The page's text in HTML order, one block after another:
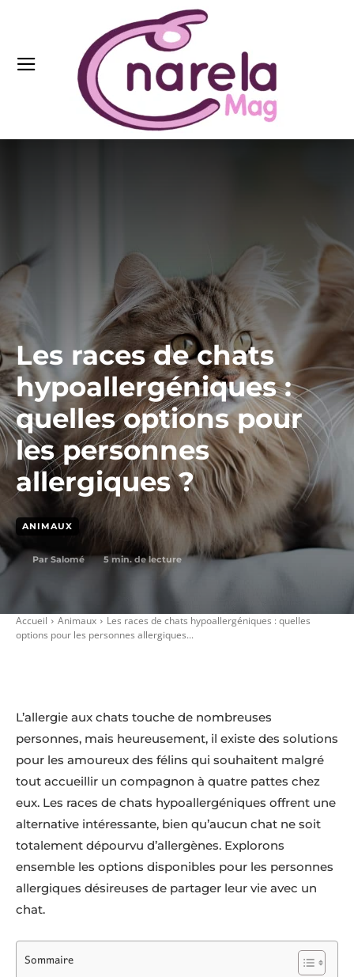
Les races de chats
hypoallergéniques :
quelles options pour
les personnes
allergiques ?
ANIMAUX
Par Salomé 5min. de lecture
Accueil Animaux
Les races de chats hypoallergéniques : quelles
options pour les personnes allergiques...
L’allergie aux chats touche de nombreuses
personnes, mais heureusement, il existe des solutions
pour les amoureux des félins qui souhaitent malgré
tout accueillir un compagnon à quatre pattes chez
eux. Les races de chats hypoallergéniques offrent une
alternative intéressante, bien qu’aucun chat ne soit
totalement dépourvu d’allergènes. Explorons
ensemble les options disponibles pour les personnes
allergiques désireuses de partager leur vie avec un
chat.
Sommaire